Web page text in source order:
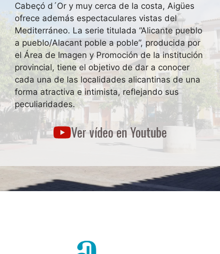
Cabeçó d´Or y muy cerca de la costa, Aigües
ofrece además espectaculares vistas del
Mediterráneo. La serie titulada “Alicante pueblo
a pueblo/Alacant poble a poble”, producida por
el Área de Imagen y Promoción de la institución
provincial, tiene el objetivo de dar a conocer
cada una de las localidades alicantinas de una
forma atractiva e intimista, reflejando sus
peculiaridades.
Ver vídeo en Youtube